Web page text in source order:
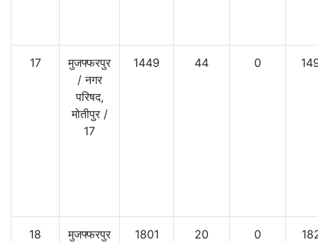
17
मुजफ्फरपुर
/नगर
परिषद,
मोतीपुर /
17
1449 44 0
18 मुजफ्फरपुर 1801 20 0